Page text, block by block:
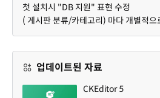
첫 설치시 "DB 지원" 표현 수정
업데이트된 자료
CKEditor 5